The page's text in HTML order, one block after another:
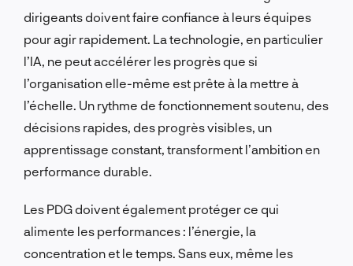
dirigeants doivent faire confiance à leurs équipes
pour agir rapidement. La technologie, en particulier
l’IA, ne peut accélérer les progrès que si
l’organisation elle-même est prête à la mettre à
l’échelle. Un rythme de fonctionnement soutenu, des
décisions rapides, des progrès visibles, un
apprentissage constant, transforment l’ambition en
performance durable.
Les PDG doivent également protéger ce qui
alimente les performances : l’énergie, la
concentration et le temps. Sans eux, même les